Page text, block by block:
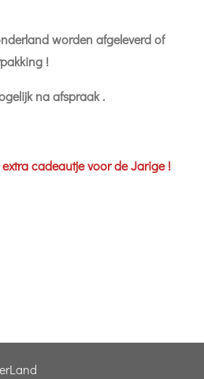
worden afgeleverd of
!
na afspraak .
cadeautje voor de Jarige !